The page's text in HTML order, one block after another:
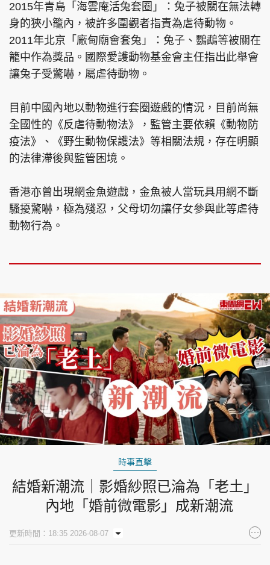
2015年青島「海雲庵活兔套圈」：兔子被關在無法轉
身的狹小籠內，被許多圍觀者指責為虐待動物。
2011年北京「廠甸廟會套兔」：兔子、鸚鵡等被關在
籠中作為獎品。國際愛護動物基金會主任指出此舉會
讓兔子受驚嚇，屬虐待動物。
目前中國內地以動物進行套圈遊戲的情況，目前尚無
全國性的《反虐待動物法》，監管主要依賴《動物防
疫法》、《野生動物保護法》等相關法規，存在明顯
的法律滯後與監管困境。
香港亦曾出現網金魚遊戲，金魚被人當玩具用網不斷
騷擾驚嚇，極為殘忍，父母切勿讓仔女參與此等虐待
動物行為。
時事直擊
結婚新潮流｜影婚紗照已淪為「老土」
內地「婚前微電影」成新潮流
更新時間：18:35 2026-08-07